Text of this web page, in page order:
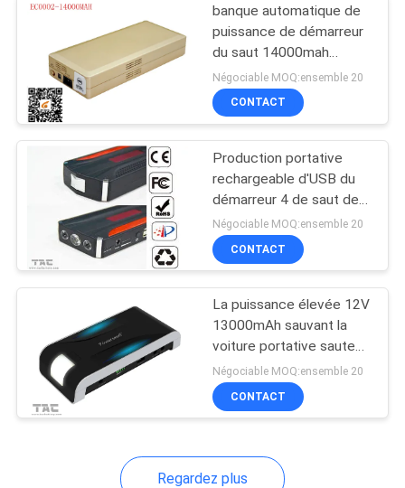
banque automatique de
puissance de démarreur
du saut 14000mah
12v/crête démarreur de
saut de 400 ampères
Négociable MOQ:ensemble 20
CONTACT
Production portative
rechargeable d'USB du
démarreur 4 de saut de
voiture de puissance
extérieure de stockage
Négociable MOQ:ensemble 20
CONTACT
La puissance élevée 12V
13000mAh sauvant la
voiture portative sautent
le démarreur
183*82*37mm
Négociable MOQ:ensemble 20
CONTACT
Regardez plus